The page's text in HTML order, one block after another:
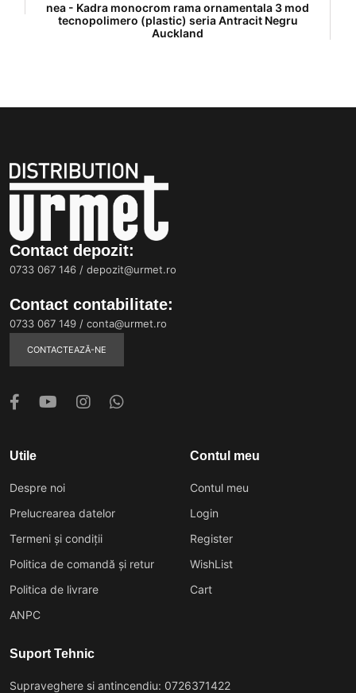
nea - Kadra monocrom rama ornamentala 3 mod
tecnopolimero (plastic) seria Antracit Negru
Auckland
Contact depozit:
0733 067 146 / depozit@urmet.ro
Contact contabilitate:
0733 067 149 / conta@urmet.ro
CONTACTEAZĂ-NE
Utile
Despre noi
Prelucrearea datelor
Termeni și condiții
Politica de comandă și retur
Politica de livrare
ANPC
Contul meu
Contul meu
Login
Register
WishList
Cart
Suport Tehnic
Supraveghere si antincendiu: 0726371422